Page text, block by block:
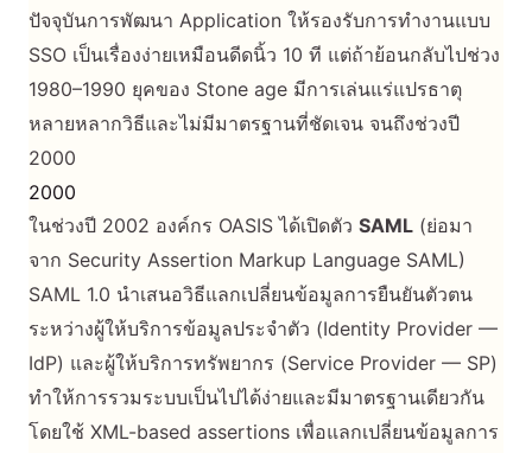
ปัจจุบันการพัฒนา Application ให้รองรับการทำงานแบบ
SSO เป็นเรื่องง่ายเหมือนดีดนิ้ว 10 ที แต่ถ้าย้อนกลับไปช่วง
1980–1990 ยุคของ Stone age มีการเล่นแร่แปรธาตุ
หลายหลากวิธีและไม่มีมาตรฐานที่ชัดเจน จนถึงช่วงปี
2000
2000
ในช่วงปี 2002 องค์กร OASIS ได้เปิดตัว SAML (ย่อมา
จาก Security Assertion Markup Language SAML)
SAML 1.0 นำเสนอวิธีแลกเปลี่ยนข้อมูลการยืนยันตัวตน
ระหว่างผู้ให้บริการข้อมูลประจำตัว (Identity Provider —
IdP) และผู้ให้บริการทรัพยากร (Service Provider — SP)
ทำให้การรวมระบบเป็นไปได้ง่ายและมีมาตรฐานเดียวกัน
โดยใช้ XML-based assertions เพื่อแลกเปลี่ยนข้อมูลการ